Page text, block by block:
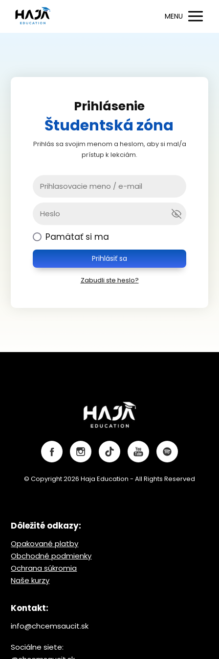
MENU
Prihlásenie
Študentská zóna
Prihlás sa svojim menom a heslom, aby si mal/a
prístup k lekciám.
Pamätať si ma
Prihlásiť sa
Zabudli ste heslo?
© Copyright 2026 Haja Education - All Rights Reserved
Dôležité odkazy:
Opakované platby
Obchodné podmienky
Ochrana súkromia
Naše kurzy
Kontakt:
info@chcemsaucit.sk
Sociálne siete: